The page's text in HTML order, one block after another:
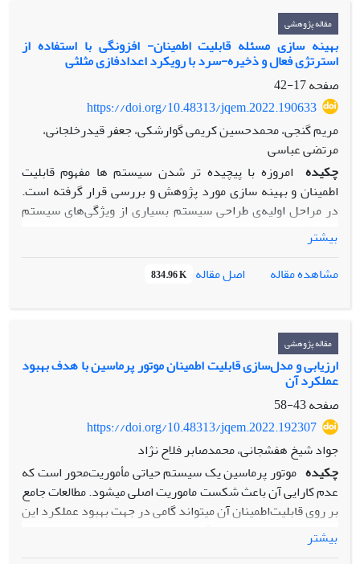
تغیییرپذیری فرآیندهای تخریب در شرایط وجود پروفایل چند
متغیره تحت شرایط وابستگی تصادفی است. در واقع رویکرد
پیشنهادی امکان پیش بینی و ارزیابی تغییرپذیری فرآیندهای
تخریب در سطح اجزاء و سیستم را ارائه می نماید. در این مقاله به
منظور ارزیابی رویکرد پیشنهادی، از مجموعه داده های یک
سیستم چندجزئی با ساختار 2 از 3 استفاده شده است.
مقاله پژوهشی
بهینه سازی مسئله قابلیت اطمینان- افزونگی با استفاده از
استرتژی فعال و ذخیره-سرد با رویکرد اعدادفازی مثلثی
صفحه17-42
https://doi.org/10.48313/jqem.2022.190633
مریم گنجی، محمدحسین کریمی گوارشکی، جعفر قیدرخلجانی،
مرتضی عباسی
چکیده امروزه با پیچیده تر شدن سیستم ها مفهوم قابلیت
اطمینان و بهینه سازی مورد پژوهش و بررسی قرار گرفته است.
در مراحل اولیه‌ی طراحی سیستم بسیاری از ویژگی‌های سیستم
عدم قطعیت همراه است. از ان جا که استفاده از رویکرد احتمالی
در حل مسائل قابلیت اطمینان دارای محدودیت هایی است و لذا
استفاده از رویکرد فازی برای حل مسائل بهینه‌سازی قابلیت
اطمینان بسیار کاراتر است. یکی از راه های بهینه‌سازی قابلیت
اطمینان تخصیص افزونگی است. در پژوهش حاضر، مساله‌ی
استراتژی ذخیره- سرد با رویکرد اعداد فازی مثلثی در استفاده از
پارامترهای توابع خرابی و محاسبه‌ی قابلیت اطمینان مورد بررسی
قرار گرفته است. برای حل مساله‌ی فوق از الگوریتم ژنتیک
استفاده گردیده است. نتایج حاصل با نتایج حاصل از حل به روش
دقیق مقایسه شده و از نتایج حاصل از حل مدل قطعی بسیار کاراتر
است.
بیشتر
مشاهده مقاله
اصل مقاله 834.96 K
مقاله پژوهشی
ارزیابی و مدل‌سازی قابلیت اطمینان موتور پرماسین با هدف بهبود
عملکرد آن
صفحه43-58
https://doi.org/10.48313/jqem.2022.192307
جواد شیخ هفشجانی، محمدصابر فلاح نژاد
چکیده موتور پرماسین یک سیستم حیاتی مأموریت‌محور است که
عدم کارایی آن باعث شکست ماموریت اصلی میشود. مطالعات جامع
بر روی قابلیت‌اطمینان آن میتواند گامی در جهت بهبود عملکرد این
سیستم باشد. هدف مقاله آنالیز قابلیت‌اطمینان موتور پرماسین در
سناریوهای تعیین شده‌است. در این مقاله، ابتدا به بیان ساختار
بیشتر